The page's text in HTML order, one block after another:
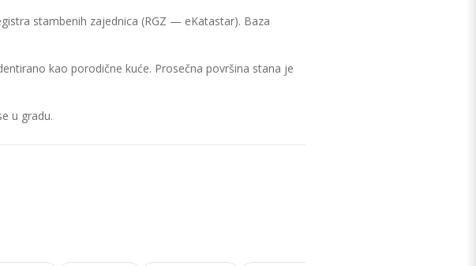
stambenih zajednica (RGZ — eKatastar). Baza
kao porodične kuće. Prosečna površina stana je
u gradu.